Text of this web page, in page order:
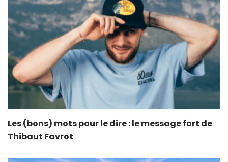
Les (bons) mots pour le dire : le message fort de
Thibaut Favrot